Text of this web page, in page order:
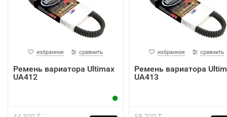
избранное сравнить
Ремень вариатора Ultimax
UA412
избранное сравнить
Ремень вариатора
UA413